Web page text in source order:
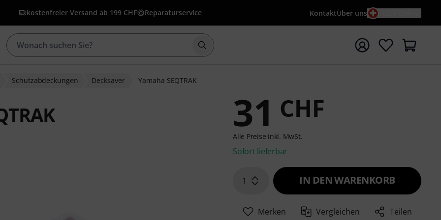
kostenfreier Versand ab 199 CHF Reparaturservice KontaktÜber uns
Suche mit Suchwort {searchTerm} starten
Schutzabdeckungen Decksaver Yamaha SEQTRAK
31 CHF
Alle Preise inkl. MwSt.
Sofort lieferbar
1 IN DEN WARENKORB
Merken Vergleichen Teilen